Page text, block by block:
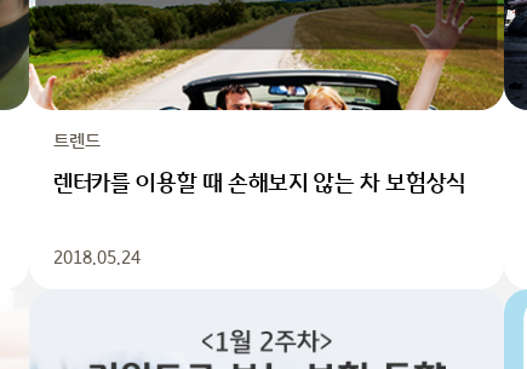
트렌드
렌터카를 이용할 때 손해보지 않는 차 보험상식
2018.05.24